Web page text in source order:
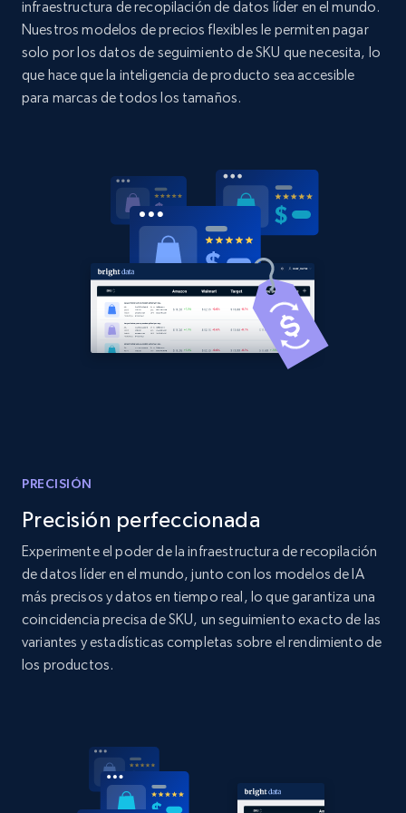
2.1K+ 375+ Comenzar ahora
Title, Seller name, Brand, Description, Initial
price, Currency, Availability, Reviews count, and
2.1K+ Comenzar ahora
Amazon products global dataset - Collect
Amazon products global dataset - Collect
products from Brands URLs
Title, Seller name, Brand, Description, Initial
price, Currency, Availability, Reviews count, and
infraestructura de recopilación de datos líder en el mundo.
Nuestros modelos de precios flexibles le permiten pagar
solo por los datos de seguimiento de SKU que necesita, lo
que hace que la inteligencia de producto sea accesible
para marcas de todos los tamaños.
PRECISIÓN
Precisión perfeccionada
Experimente el poder de la infraestructura de recopilación
de datos líder en el mundo, junto con los modelos de IA
más precisos y datos en tiempo real, lo que garantiza una
coincidencia precisa de SKU, un seguimiento exacto de las
variantes y estadísticas completas sobre el rendimiento de
los productos.